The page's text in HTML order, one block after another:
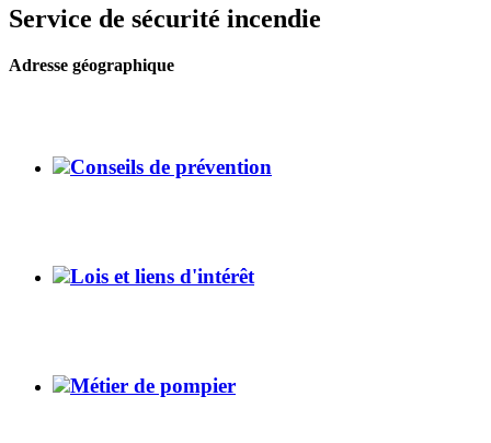
Service de sécurité incendie
Adresse géographique
Conseils de prévention
Lois et liens d'intérêt
Métier de pompier